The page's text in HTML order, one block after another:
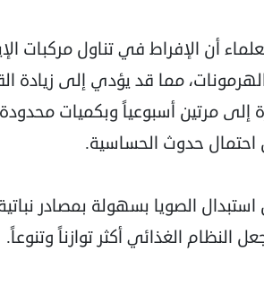
أن الإفراط في تناول مركبات
مما قد يؤدي إلى زيادة
إلى مرتين أسبوعياً وبكميات
احتمال حدوث الحساسية.
الصويا بسهولة بمصادر
النظام الغذائي أكثر توازناً وتنوعاً.